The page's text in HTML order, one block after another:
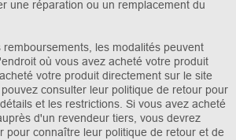
une réparation ou un remplacement du
remboursements, les modalités peuvent
où vous avez acheté votre produit
votre produit directement sur le site
consulter leur politique de retour pour
et les restrictions. Si vous avez acheté
d'un revendeur tiers, vous devrez
pour connaître leur politique de retour et de